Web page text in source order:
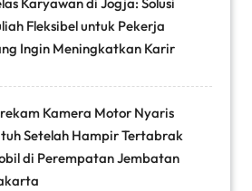
Fleksibel untuk Pekerja
Ingin Meningkatkan Karir
Kamera Motor Nyaris
Setelah Hampir Tertabrak
di Perempatan Jembatan